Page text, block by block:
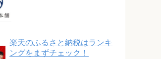
楽天のふるさと納税はランキ
ングをまずチェック！